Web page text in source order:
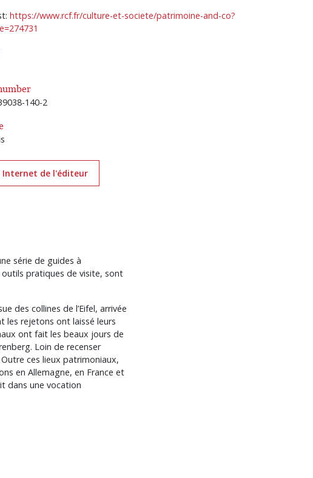
https://www.rcf.fr/culture-et-societe/patrimoine-and-co?
140-2
Internet de l'éditeur
série de guides à
pratiques de visite, sont
des collines de l’Eifel, arrivée
les rejetons ont laissé leurs
ont fait les beaux jours de
Loin de recenser
ces lieux patrimoniaux,
en Allemagne, en France et
dans une vocation